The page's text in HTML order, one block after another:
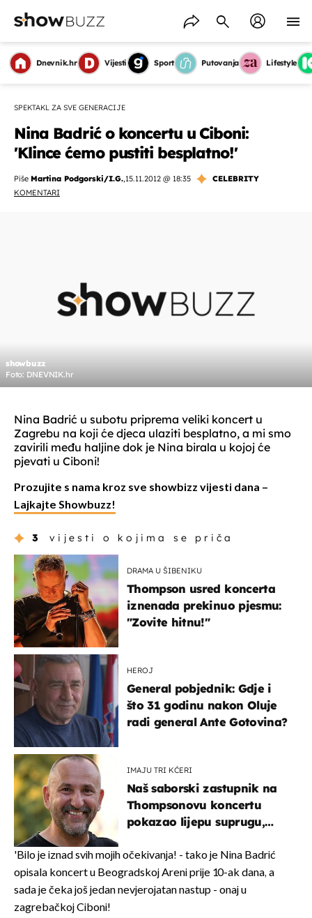
Dnevnik.hr Vijesti Sport Putovanja Lifestyle
SPEKTAKL ZA SVE GENERACIJE
Nina Badrić o koncertu u Ciboni:
'Klince ćemo pustiti besplatno!'
Piše Martina Podgorski/I.G.,15.11.2012 @ 18:35
CELEBRITY
KOMENTARI
showbuzz
Foto: DNEVNIK.hr
Nina Badrić u subotu priprema veliki koncert u
Zagrebu na koji će djeca ulaziti besplatno, a mi smo
zavirili među haljine dok je Nina birala u kojoj će
pjevati u Ciboni!
Prozujite s nama kroz sve showbizz vijesti dana –
Lajkajte Showbuzz!
3 vijesti o kojima se priča
DRAMA U ŠIBENIKU
Thompson usred koncerta
iznenada prekinuo pjesmu:
"Zovite hitnu!"
HEROJ
General pobjednik: Gdje i
što 31 godinu nakon Oluje
radi general Ante Gotovina?
IMAJU TRI KĆERI
Naš saborski zastupnik na
Thompsonovu koncertu
pokazao lijepu suprugu,
javnost
'Bilo je iznad svih mojih očekivanja! - tako je Nina Badrić
opisala koncert u Beogradskoj Areni prije 10-ak dana, a
sada je čeka još jedan nevjerojatan nastup - onaj u
zagrebačkoj Ciboni!